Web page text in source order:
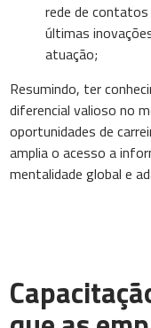
rede de
últimas
atuação;
Resumindo, ter
diferencial valioso no
oportunidades de
amplia o acesso a
mentalidade global e